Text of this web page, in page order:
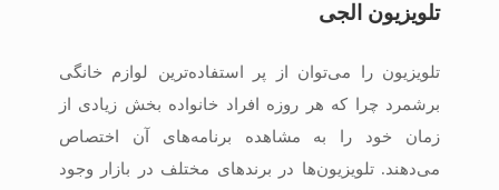
تلویزیون الجی
تلویزیون را می‌توان از پر استفاده‌ترین لوازم خانگی
برشمرد چرا که هر روزه افراد خانواده بخش زیادی از
زمان خود را به مشاهده برنامه‌های آن اختصاص
می‌دهند. تلویزیون‌ها در برندهای مختلف در بازار وجود